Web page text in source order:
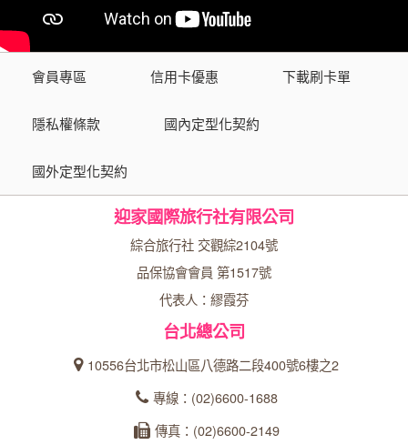
會員專區 信用卡優惠 下載刷卡單
隱私權條款 國內定型化契約
國外定型化契約
迎家國際旅行社有限公司
綜合旅行社 交觀綜2104號
品保協會會員 第1517號
代表人：繆霞芬
台北總公司
10556台北市松山區八德路二段400號6樓之2
專線：(02)6600-1688
傳真：(02)6600-2149